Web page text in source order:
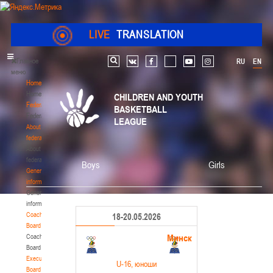
LIVE TRANSLATION
Главное
меню
Home
Home
Federation
Federation
About
federation
About
federation
General
information
General
information
Coaching
Board
Coaching
Board
Executive
Board
RU EN
Search vk facebook youtube instagram
CHILDREN AND YOUTH
BASKETBALL
LEAGUE
Boys Girls
18-20.05.2026
Минск
U-16 , юноши